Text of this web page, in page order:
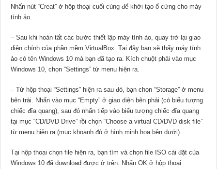
Nhấn nút “Creat” ở hộp thoại cuối cùng để khởi tạo ổ cứng cho máy
tính ảo.
– Sau khi hoàn tất các bước thiết lập máy tính ảo, quay trở lại giao
diện chính của phần mềm VirtualBox. Tại đây bạn sẽ thấy máy tính
ảo có tên Windows 10 mà bạn đã tạo ra. Kích chuột phải vào mục
Windows 10, chọn “Settings” từ menu hiện ra.
– Từ hộp thoại “Settings” hiện ra sau đó, bạn chọn “Storage” ở menu
bên trái. Nhấn vào mục “Empty” ở giao diện bên phải (có biểu tượng
chiếc đĩa quang), sau đó nhấn tiếp vào biểu tượng chiếc đĩa quang
tại mục “CD/DVD Drive” rồi chọn “Choose a virtual CD/DVD disk file”
từ menu hiện ra (mục khoanh đỏ ở hình minh họa bên dưới).
Tại hộp thoại chọn file hiện ra, bạn tìm và chọn file ISO cài đặt của
Windows 10 đã download được ở trên. Nhấn OK ở hộp thoại